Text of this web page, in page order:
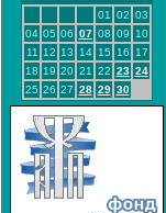
01 02 03
04 05 06 07 08 09
10
11
12 13 14 15 16
17
18 19 20 21 22 23 24
25 26 27 28 29 30